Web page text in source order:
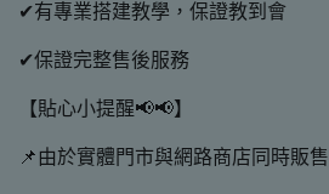
✔有專業搭建教學，保證教到會
✔保證完整售後服務
【貼心小提醒📢📢】
📌由於實體門市與網路商店同時販售